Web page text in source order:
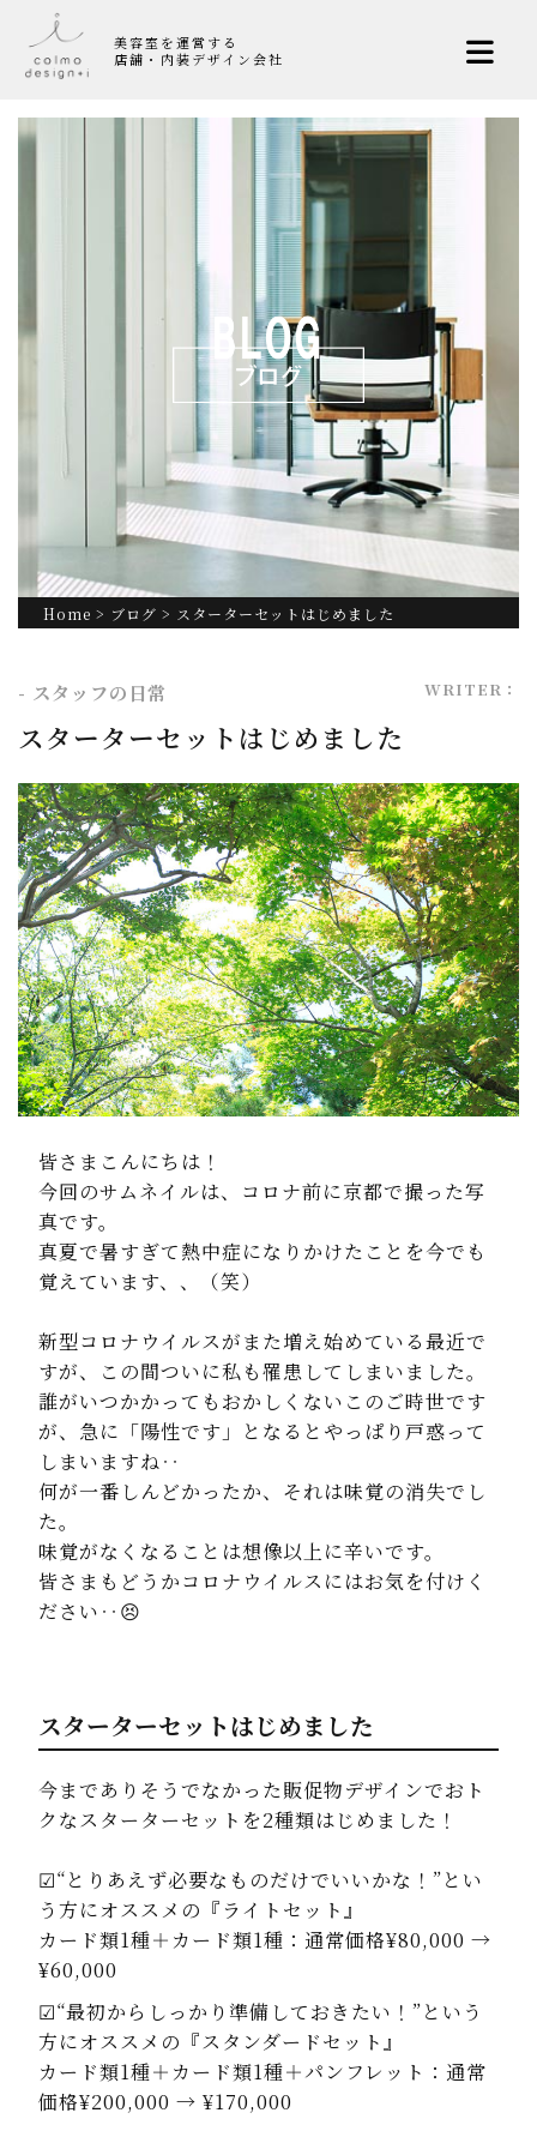
美容室を運営する
店舗・内装デザイン会社
Home > ブログ > スターターセットはじめました
- スタッフの日常 WRITER：
スターターセットはじめました
皆さまこんにちは！
今回のサムネイルは、コロナ前に京都で撮った写
真です。
真夏で暑すぎて熱中症になりかけたことを今でも
覚えています、、（笑）
新型コロナウイルスがまた増え始めている最近で
すが、この間ついに私も罹患してしまいました。
誰がいつかかってもおかしくないこのご時世です
が、急に「陽性です」となるとやっぱり戸惑って
しまいますね‥
何が一番しんどかったか、それは味覚の消失でし
た。
味覚がなくなることは想像以上に辛いです。
皆さまもどうかコロナウイルスにはお気を付けく
ださい‥😣
スターターセットはじめました
今までありそうでなかった販促物デザインでおト
クなスターターセットを2種類はじめました！
☑“とりあえず必要なものだけでいいかな！”とい
う方にオススメの『ライトセット』
カード類1種＋カード類1種：通常価格¥80,000 →
¥60,000
☑“最初からしっかり準備しておきたい！”という
方にオススメの『スタンダードセット』
カード類1種＋カード類1種＋パンフレット：通常
価格¥200,000 → ¥170,000